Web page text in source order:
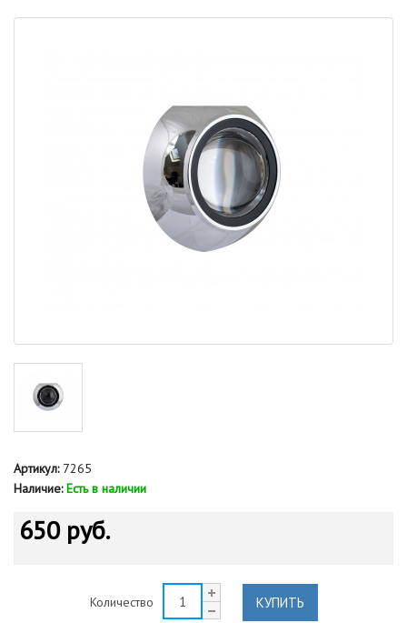
Артикул:7265
Наличие: Есть в наличии
650 руб.
Количество КУПИТЬ